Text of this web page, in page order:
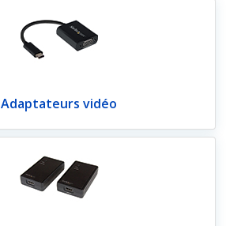
Adaptateurs vidéo